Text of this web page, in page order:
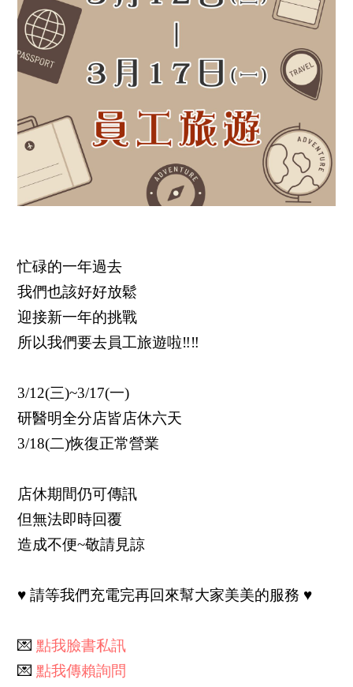
忙碌的一年過去
我們也該好好放鬆
迎接新一年的挑戰
所以我們要去員工旅遊啦‼‼
3/12(三)~3/17(一)
研醫明全分店皆店休六天
3/18(二)恢復正常營業
店休期間仍可傳訊
但無法即時回覆
造成不便~敬請見諒
♥ 請等我們充電完再回來幫大家美美的服務 ♥
💌點我臉書私訊
💌點我傳賴詢問